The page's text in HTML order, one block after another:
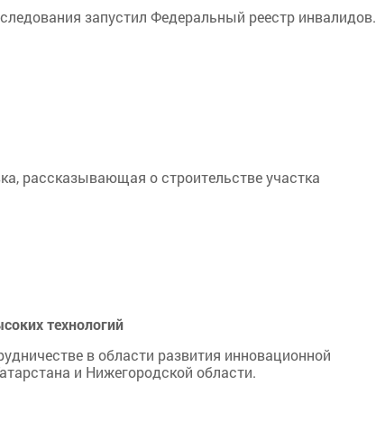
запустил Федеральный реестр инвалидов.
рассказывающая о строительстве участка
технологий
в области развития инновационной
и Нижегородской области.